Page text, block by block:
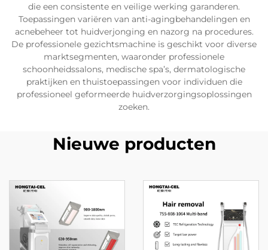
die een consistente en veilige werking garanderen.
Toepassingen variëren van anti-agingbehandelingen en
acnebeheer tot huidverjonging en nazorg na procedures.
De professionele gezichtsmachine is geschikt voor diverse
marktsegmenten, waaronder professionele
schoonheidssalons, medische spa’s, dermatologische
praktijken en thuistoepassingen voor individuen die
professioneel geformeerde huidverzorgingsoplossingen
zoeken.
Nieuwe producten